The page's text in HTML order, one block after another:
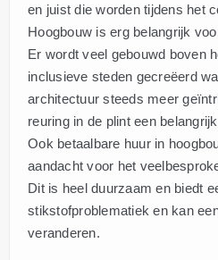
en juist die worden tijdens het
Hoogbouw is erg belangrijk
Er wordt veel gebouwd boven
inclusieve steden gecreëerd
architectuur steeds meer
reuring in de plint een
Ook betaalbare huur in
aandacht voor het
Dit is heel duurzaam en biedt
stikstofproblematiek en kan
veranderen.